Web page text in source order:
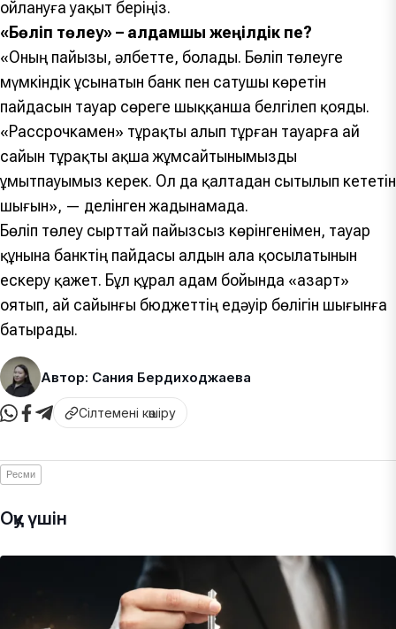
ойлануға уақыт беріңіз.
«Бөліп төлеу» – алдамшы жеңілдік пе?
«Оның пайызы, әлбетте, болады. Бөліп төлеуге
мүмкіндік ұсынатын банк пен сатушы көретін
пайдасын тауар сөреге шыққанша белгілеп қояды.
«Рассрочкамен» тұрақты алып тұрған тауарға ай
сайын тұрақты ақша жұмсайтынымызды
ұмытпауымыз керек. Ол да қалтадан сытылып кететін
шығын», — делінген жадынамада.
Бөліп төлеу сырттай пайызсыз көрінгенімен, тауар
құнына банктің пайдасы алдын ала қосылатынын
ескеру қажет. Бұл құрал адам бойында «азарт»
оятып, ай сайынғы бюджеттің едәуір бөлігін шығынға
батырады.
Автор: Сания Бердиходжаева
Сілтемені көшіру
Ресми
Оқу үшін